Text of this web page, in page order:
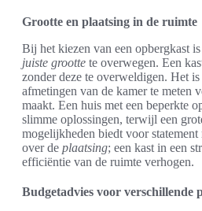
Grootte en plaatsing in de ruimte
Bij het kiezen van een opbergkast
juiste grootte te overwegen. Een
zonder deze te overweldigen. Het
afmetingen van de kamer te meten
maakt. Een huis met een beperkte
slimme oplossingen, terwijl een
mogelijkheden biedt voor
over de plaatsing; een kast in een
efficiëntie van de ruimte verhogen.
Budgetadvies voor verschillende